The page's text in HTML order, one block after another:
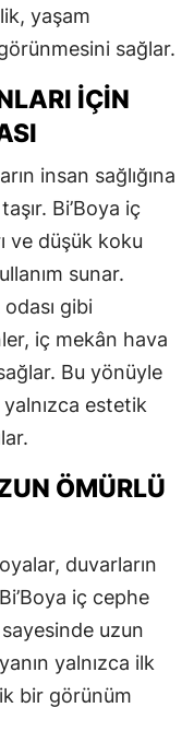
yaşam
sağlar.
İÇIN
insan sağlığına
Bi’Boya iç
ve düşük koku
sunar.
gibi
iç mekân hava
Bu yönüyle
yalnızca estetik
ÖMÜRLÜ
duvarların
iç cephe
sayesinde uzun
yalnızca ilk
bir görünüm